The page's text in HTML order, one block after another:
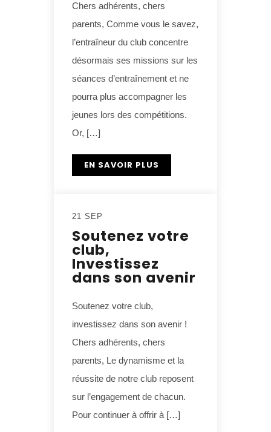
Chers adhérents, chers
parents, Comme vous le savez,
l’entraîneur du club concentre
désormais ses missions sur les
séances d’entraînement et ne
pourra plus accompagner les
jeunes lors des compétitions.
Or, […]
EN SAVOIR PLUS
21 SEP
Soutenez votre
club,
Investissez
dans son avenir
Soutenez votre club,
investissez dans son avenir !
Chers adhérents, chers
parents, Le dynamisme et la
réussite de notre club reposent
sur l’engagement de chacun.
Pour continuer à offrir à […]